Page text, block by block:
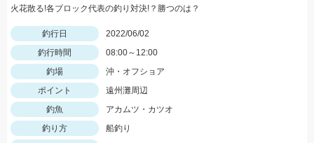
火花散る!各ブロック代表の釣り対決!？勝つのは？
釣行日
2022/06/02
釣行時間
08:00～12:00
釣場
沖・オフショア
ポイント
遠州灘周辺
釣魚
アカムツ・カツオ
釣り方
船釣り